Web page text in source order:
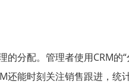
分配。管理者使用CRM的
能时刻关注销售跟进，